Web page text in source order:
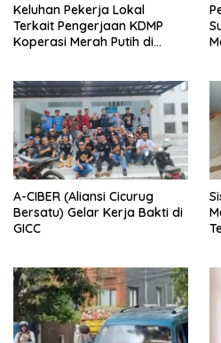
Keluhan Pekerja Lokal
Terkait Pengerjaan KDMP
Koperasi Merah Putih di
A-CIBER (Aliansi Cicurug
Bersatu) Gelar Kerja Bakti di
GICC